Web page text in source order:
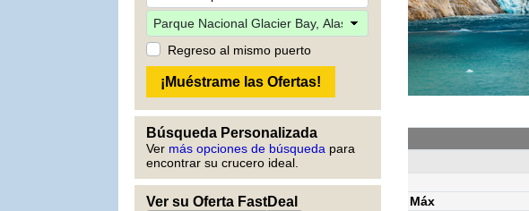
Regreso al mismo puerto
Búsqueda Personalizada
Ver más opciones de búsqueda para
encontrar su crucero ideal.
Ver su Oferta FastDeal
Máx